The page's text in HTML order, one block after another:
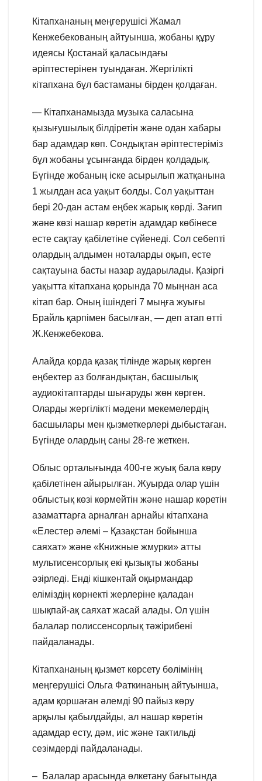
Кітапхананың меңгерушісі Жамал
Кенжебекованың айтуынша, жобаны құру
идеясы Қостанай қаласындағы
әріптестерінен туындаған. Жергілікті
кітапхана бұл бастаманы бірден қолдаған.
— Кітапханамызда музыка саласына
қызығушылық білдіретін және одан хабары
бар адамдар көп. Сондықтан әріптестеріміз
бұл жобаны ұсынғанда бірден қолдадық.
Бүгінде жобаның іске асырылып жатқанына
1 жылдан аса уақыт болды. Сол уақыттан
бері 20-дан астам еңбек жарық көрді. Зағип
және көзі нашар көретін адамдар көбінесе
есте сақтау қабілетіне сүйенеді. Сол себепті
олардың алдымен ноталарды оқып, есте
сақтауына басты назар аударылады. Қазіргі
уақытта кітапхана қорында 70 мыңнан аса
кітап бар. Оның ішіндегі 7 мыңға жуығы
Брайль қарпімен басылған, — деп атап өтті
Ж.Кенжебекова.
Алайда қорда қазақ тілінде жарық көрген
еңбектер аз болғандықтан, басшылық
аудиокітаптарды шығаруды жөн көрген.
Оларды жергілікті мәдени мекемелердің
басшылары мен қызметкерлері дыбыстаған.
Бүгінде олардың саны 28-ге жеткен.
Облыс орталығында 400-ге жуық бала көру
қабілетінен айырылған. Жуырда олар үшін
облыстық көзі көрмейтін және нашар көретін
азаматтарға арналған арнайы кітапхана
«Елестер әлемі – Қазақстан бойынша
саяхат» және «Книжные жмурки» атты
мультисенсорлық екі қызықты жобаны
әзірледі. Енді кішкентай оқырмандар
еліміздің көрнекті жерлеріне қаладан
шықпай-ақ саяхат жасай алады. Ол үшін
балалар полиссенсорлық тәжірибені
пайдаланады.
Кітапхананың қызмет көрсету бөлімінің
меңгерушісі Ольга Фаткинаның айтуынша,
адам қоршаған әлемді 90 пайыз көру
арқылы қабылдайды, ал нашар көретін
адамдар есту, дәм, иіс және тактильді
сезімдерді пайдаланады.
– Балалар арасында өлкетану бағытында